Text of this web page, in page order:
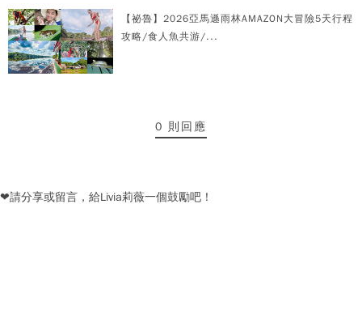
【祕魯】2026亞馬遜雨林AMAZON大冒險5天行程
攻略/食人魚共游/...
0 則回應
❤請分享或留言，給Livia莉薇一個鼓勵吧！